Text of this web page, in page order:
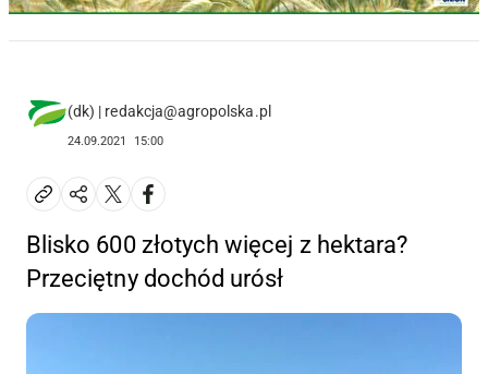
(dk) | redakcja@agropolska.pl
24.09.2021 15:00
Blisko 600 złotych więcej z hektara?
Przeciętny dochód urósł